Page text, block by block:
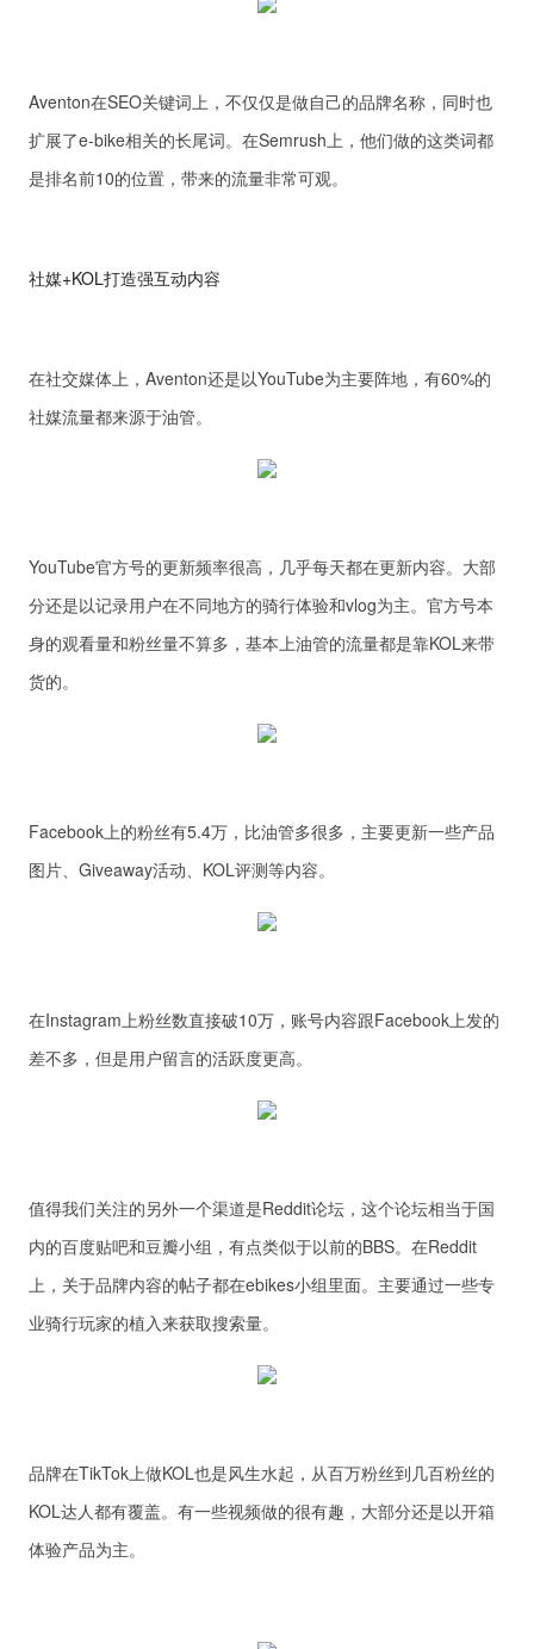
Aventon在SEO关键词上，不仅仅是做自己的品牌名称，同时也
扩展了e-bike相关的长尾词。在Semrush上，他们做的这类词都
是排名前10的位置，带来的流量非常可观。
社媒+KOL打造强互动内容
在社交媒体上，Aventon还是以YouTube为主要阵地，有60%的
社媒流量都来源于油管。
YouTube官方号的更新频率很高，几乎每天都在更新内容。大部
分还是以记录用户在不同地方的骑行体验和vlog为主。官方号本
身的观看量和粉丝量不算多，基本上油管的流量都是靠KOL来带
货的。
Facebook上的粉丝有5.4万，比油管多很多，主要更新一些产品
图片、Giveaway活动、KOL评测等内容。
在Instagram上粉丝数直接破10万，账号内容跟Facebook上发的
差不多，但是用户留言的活跃度更高。
值得我们关注的另外一个渠道是Reddit论坛，这个论坛相当于国
内的百度贴吧和豆瓣小组，有点类似于以前的BBS。在Reddit
上，关于品牌内容的帖子都在ebikes小组里面。主要通过一些专
业骑行玩家的植入来获取搜索量。
品牌在TikTok上做KOL也是风生水起，从百万粉丝到几百粉丝的
KOL达人都有覆盖。有一些视频做的很有趣，大部分还是以开箱
体验产品为主。